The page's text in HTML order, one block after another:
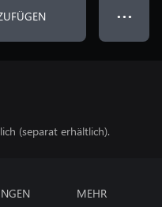
● ● ●
(separat erhältlich).
MEHR